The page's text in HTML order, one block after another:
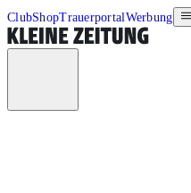
ClubShopTrauerportalWerbung